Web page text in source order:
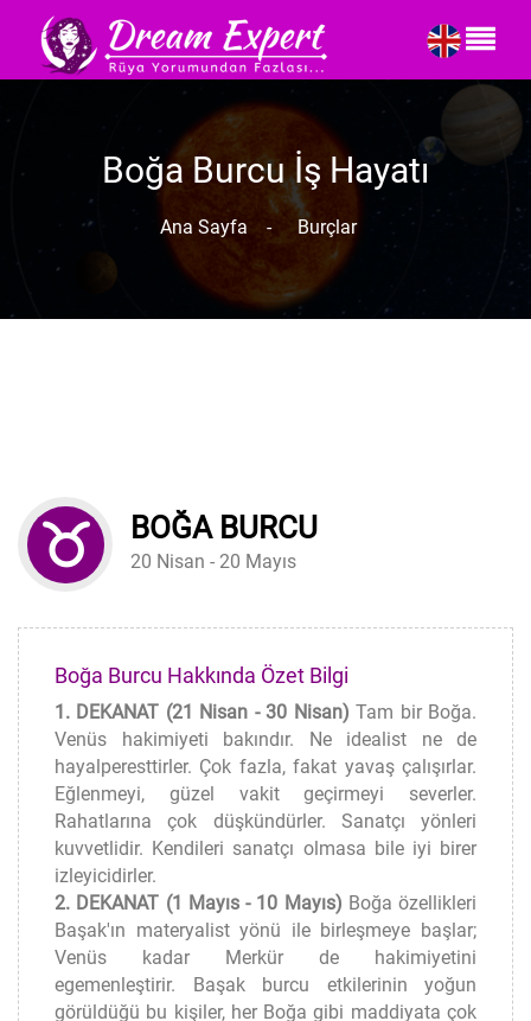
Boğa Burcu İş Hayatı
Ana Sayfa - Burçlar
BOĞA BURCU
20 Nisan - 20 Mayıs
Boğa Burcu Hakkında Özet Bilgi
1. DEKANAT (21 Nisan - 30 Nisan) Tam bir Boğa.
Venüs hakimiyeti bakındır. Ne idealist ne de
hayalperesttirler. Çok fazla, fakat yavaş çalışırlar.
Eğlenmeyi, güzel vakit geçirmeyi severler.
Rahatlarına çok düşkündürler. Sanatçı yönleri
kuvvetlidir. Kendileri sanatçı olmasa bile iyi birer
izleyicidirler.
2. DEKANAT (1 Mayıs - 10 Mayıs) Boğa özellikleri
Başak'ın materyalist yönü ile birleşmeye başlar;
Venüs kadar Merkür de hakimiyetini
egemenleştirir. Başak burcu etkilerinin yoğun
görüldüğü bu kişiler, her Boğa gibi maddiyata çok